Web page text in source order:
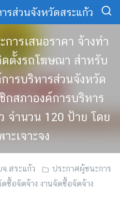
รส่วนจังหวัดสระแก้ว
การเสนอราคา จ้างทำ
ตั้งรถโฆษณา สำหรับ
ารบริหารส่วนจังหวัด
ชิกสภาองค์การบริหาร
จำนวน 120 ป้าย โดย
ะเจาะจง
.สระแก้ว
ประกาศผู้ชนะการ
ดซื้อจัดจ้าง งานจัดซื้อจัดจ้าง